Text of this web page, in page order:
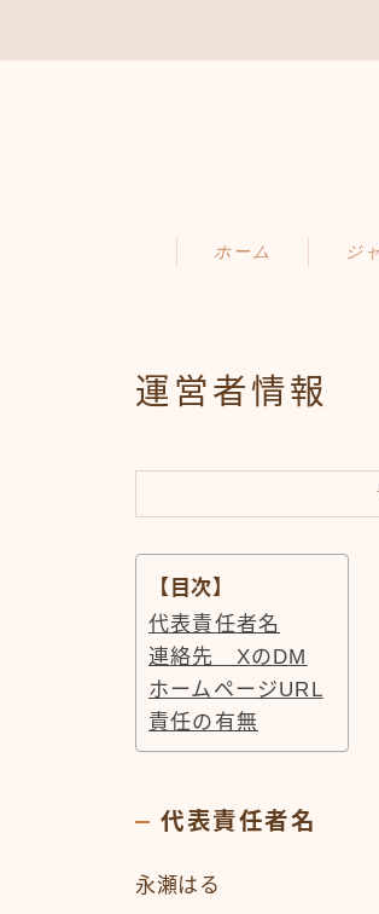
ホーム ジ
運営者情報
【目次】
代表責任者名
連絡先 XのDM
ホームページURL
責任の有無
代表責任者名
永瀬はる